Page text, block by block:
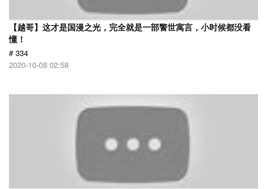
【越哥】这才是国漫之光，完全就是一部警世寓言，小时候都没看
懂！
# 334
2020-10-08 02:58